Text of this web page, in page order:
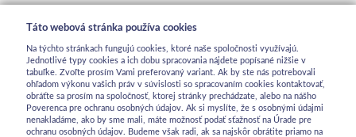
Táto webová stránka používa cookies
Na týchto stránkach fungujú cookies, ktoré naše spoločnosti využívajú.
Jednotlivé typy cookies a ich dobu spracovania nájdete popísané nižšie v
tabuľke. Zvoľte prosím Vami preferovaný variant. Ak by ste nás potrebovali
ohľadom výkonu vašich práv v súvislosti so spracovaním cookies kontaktovať,
obráťte sa prosím na spoločnosť, ktorej stránky prechádzate, alebo na nášho
Poverenca pre ochranu osobných údajov. Ak si myslíte, že s osobnými údajmi
nenakladáme, ako by sme mali, máte možnosť podať sťažnosť na Úrade pre
ochranu osobných údajov. Budeme však radi, ak sa najskôr obrátite priamo na